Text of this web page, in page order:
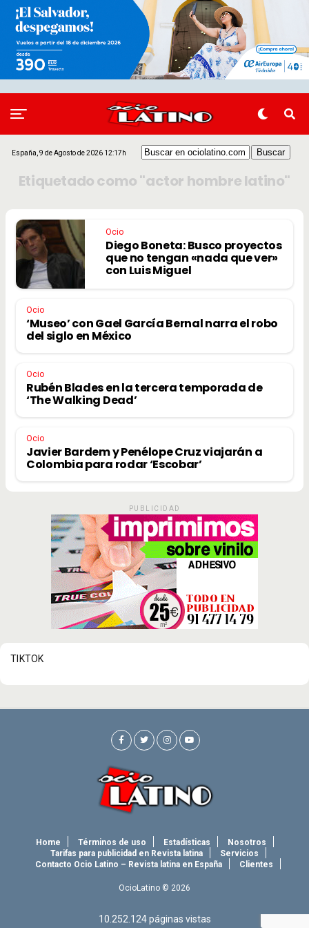
España, 9 de Agosto de 2026 12:17h
Etiquetado como "actor hombre latino"
Ocio
Diego Boneta: Busco proyectos
que no tengan «nada que ver»
con Luis Miguel
Ocio
‘Museo’ con Gael García Bernal narra el robo
del siglo en México
Ocio
Rubén Blades en la tercera temporada de
‘The Walking Dead’
Ocio
Javier Bardem y Penélope Cruz viajarán a
Colombia para rodar ‘Escobar’
PUBLICIDAD
TIKTOK
Home Términos de uso Estadísticas
Nosotros
Tarifas para publicidad en Revista latina
Servicios
Contacto Ocio Latino – Revista latina en España
Clientes
OcioLatino © 2026
10.252.124 páginas vistas